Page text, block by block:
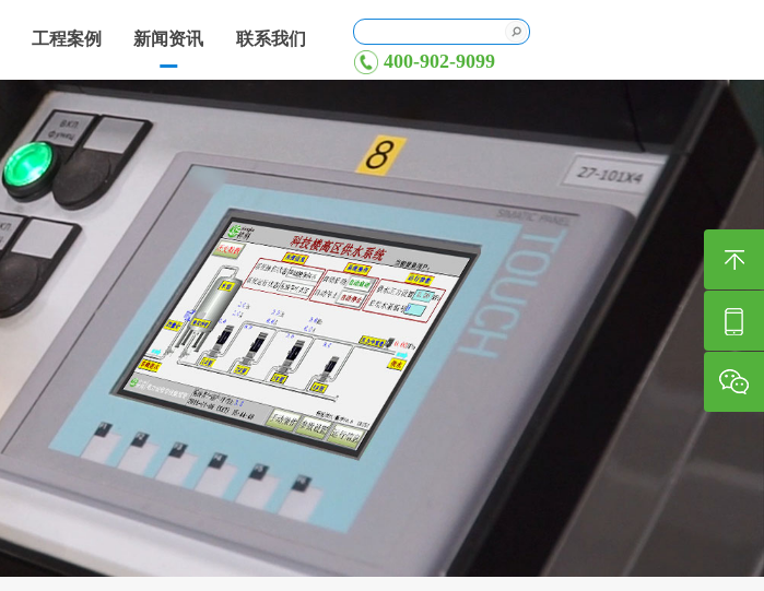
工程案例 新闻资讯 联系我们
400-902-9099